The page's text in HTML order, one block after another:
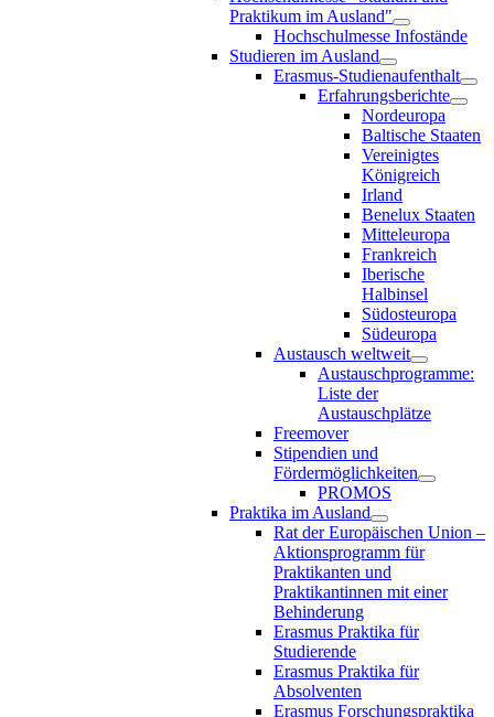
Praktikum im Ausland"
Hochschulmesse Infostände
Studieren im Ausland
Erasmus-Studienaufenthalt
Erfahrungsberichte
Nordeuropa
Baltische Staaten
Vereinigtes
Königreich
Irland
Benelux Staaten
Mitteleuropa
Frankreich
Iberische
Halbinsel
Südosteuropa
Südeuropa
Austausch weltweit
Austauschprogramme:
Liste der
Austauschplätze
Freemover
Stipendien und
Fördermöglichkeiten
PROMOS
Praktika im Ausland
Rat der Europäischen Union –
Aktionsprogramm für
Praktikanten und
Praktikantinnen mit einer
Behinderung
Erasmus Praktika für
Studierende
Erasmus Praktika für
Absolventen
Erasmus Forschungspraktika